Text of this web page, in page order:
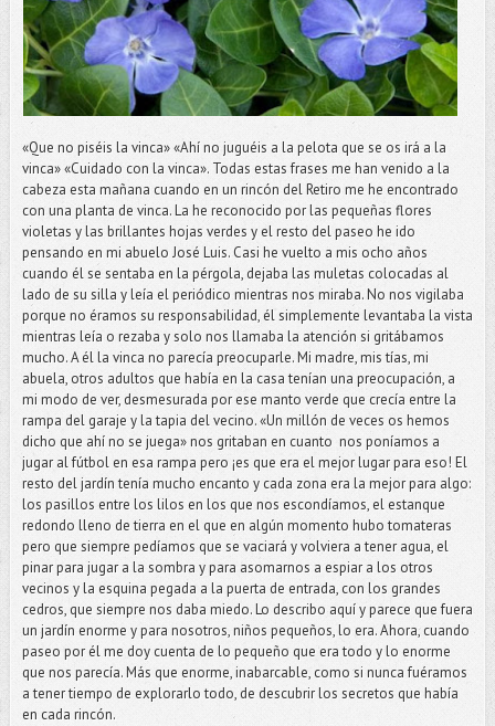
«Que no piséis la vinca» «Ahí no juguéis a la pelota que se os irá a la
vinca» «Cuidado con la vinca». Todas estas frases me han venido a la
cabeza esta mañana cuando en un rincón del Retiro me he encontrado
con una planta de vinca. La he reconocido por las pequeñas flores
violetas y las brillantes hojas verdes y el resto del paseo he ido
pensando en mi abuelo José Luis. Casi he vuelto a mis ocho años
cuando él se sentaba en la pérgola, dejaba las muletas colocadas al
lado de su silla y leía el periódico mientras nos miraba. No nos vigilaba
porque no éramos su responsabilidad, él simplemente levantaba la vista
mientras leía o rezaba y solo nos llamaba la atención si gritábamos
mucho. A él la vinca no parecía preocuparle. Mi madre, mis tías, mi
abuela, otros adultos que había en la casa tenían una preocupación, a
mi modo de ver, desmesurada por ese manto verde que crecía entre la
rampa del garaje y la tapia del vecino. «Un millón de veces os hemos
dicho que ahí no se juega» nos gritaban en cuanto nos poníamos a
jugar al fútbol en esa rampa pero ¡es que era el mejor lugar para eso! El
resto del jardín tenía mucho encanto y cada zona era la mejor para algo:
los pasillos entre los lilos en los que nos escondíamos, el estanque
redondo lleno de tierra en el que en algún momento hubo tomateras
pero que siempre pedíamos que se vaciará y volviera a tener agua, el
pinar para jugar a la sombra y para asomarnos a espiar a los otros
vecinos y la esquina pegada a la puerta de entrada, con los grandes
cedros, que siempre nos daba miedo. Lo describo aquí y parece que fuera
un jardín enorme y para nosotros, niños pequeños, lo era. Ahora, cuando
paseo por él me doy cuenta de lo pequeño que era todo y lo enorme
que nos parecía. Más que enorme, inabarcable, como si nunca fuéramos
a tener tiempo de explorarlo todo, de descubrir los secretos que había
en cada rincón.